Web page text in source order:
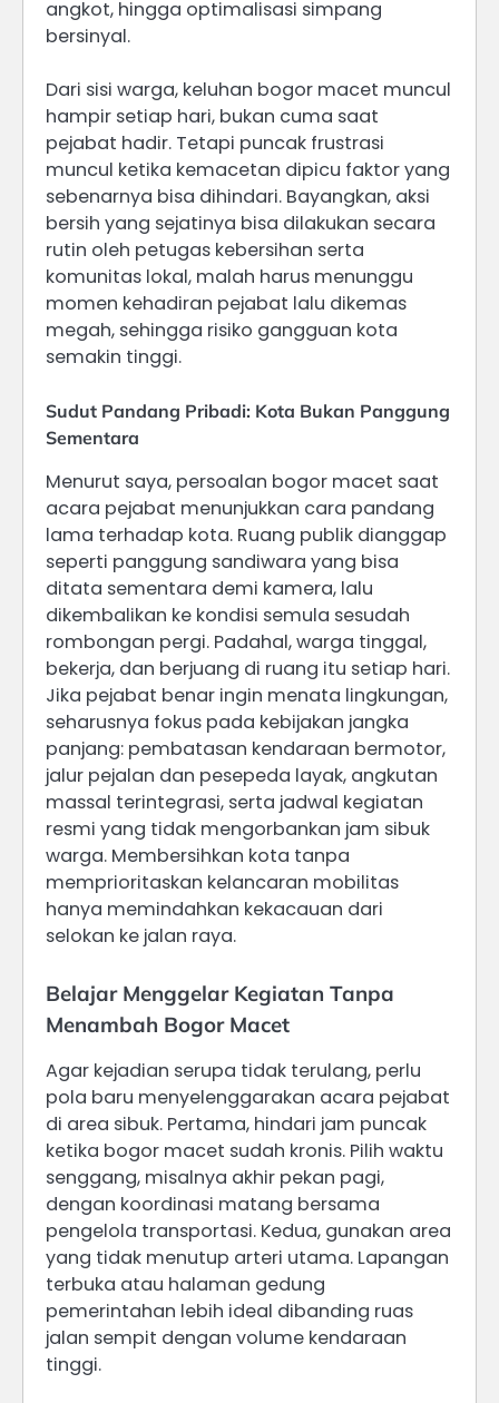
angkot, hingga optimalisasi simpang
bersinyal.
Dari sisi warga, keluhan bogor macet muncul
hampir setiap hari, bukan cuma saat
pejabat hadir. Tetapi puncak frustrasi
muncul ketika kemacetan dipicu faktor yang
sebenarnya bisa dihindari. Bayangkan, aksi
bersih yang sejatinya bisa dilakukan secara
rutin oleh petugas kebersihan serta
komunitas lokal, malah harus menunggu
momen kehadiran pejabat lalu dikemas
megah, sehingga risiko gangguan kota
semakin tinggi.
Sudut Pandang Pribadi: Kota Bukan Panggung
Sementara
Menurut saya, persoalan bogor macet saat
acara pejabat menunjukkan cara pandang
lama terhadap kota. Ruang publik dianggap
seperti panggung sandiwara yang bisa
ditata sementara demi kamera, lalu
dikembalikan ke kondisi semula sesudah
rombongan pergi. Padahal, warga tinggal,
bekerja, dan berjuang di ruang itu setiap hari.
Jika pejabat benar ingin menata lingkungan,
seharusnya fokus pada kebijakan jangka
panjang: pembatasan kendaraan bermotor,
jalur pejalan dan pesepeda layak, angkutan
massal terintegrasi, serta jadwal kegiatan
resmi yang tidak mengorbankan jam sibuk
warga. Membersihkan kota tanpa
memprioritaskan kelancaran mobilitas
hanya memindahkan kekacauan dari
selokan ke jalan raya.
Belajar Menggelar Kegiatan Tanpa
Menambah Bogor Macet
Agar kejadian serupa tidak terulang, perlu
pola baru menyelenggarakan acara pejabat
di area sibuk. Pertama, hindari jam puncak
ketika bogor macet sudah kronis. Pilih waktu
senggang, misalnya akhir pekan pagi,
dengan koordinasi matang bersama
pengelola transportasi. Kedua, gunakan area
yang tidak menutup arteri utama. Lapangan
terbuka atau halaman gedung
pemerintahan lebih ideal dibanding ruas
jalan sempit dengan volume kendaraan
tinggi.